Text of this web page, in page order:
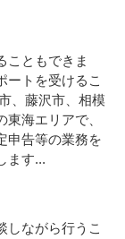
こともできま
ートを受けるこ
、藤沢市、相模
海エリアで、
申告等の業務を
ます...
しながら行うこ